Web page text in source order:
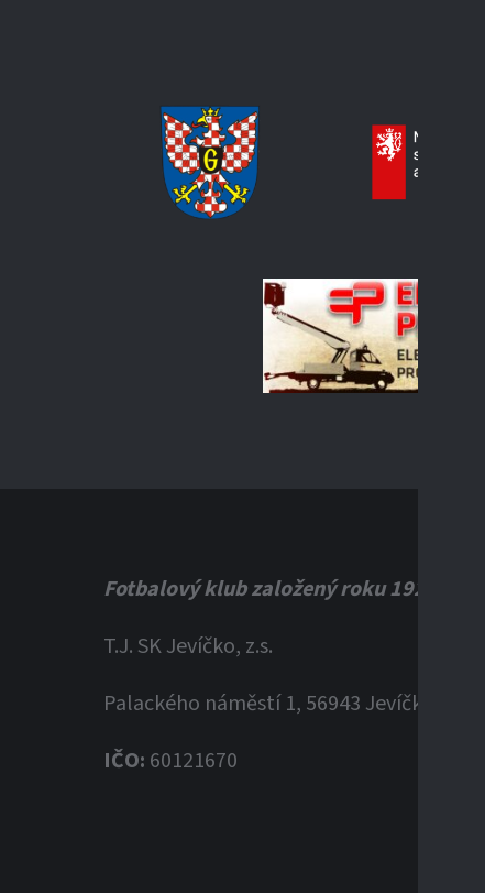
Fotbalový klub založený roku 1920
T.J. SK Jevíčko, z.s.
Palackého náměstí 1, 56943 Jevíčko
IČO: 60121670